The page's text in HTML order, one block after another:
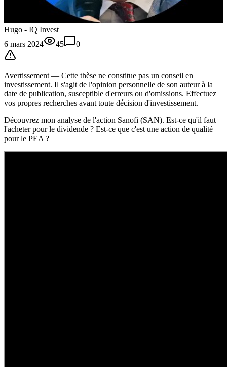
Hugo - IQ Invest
6 mars 2024
45 0
Avertissement — Cette thèse ne constitue pas un conseil en
investissement. Il s'agit de l'opinion personnelle de son auteur à la
date de publication, susceptible d'erreurs ou d'omissions. Effectuez
vos propres recherches avant toute décision d'investissement.
Découvrez mon analyse de l'action Sanofi (SAN). Est-ce qu'il faut
l'acheter pour le dividende ? Est-ce que c'est une action de qualité
pour le PEA ?